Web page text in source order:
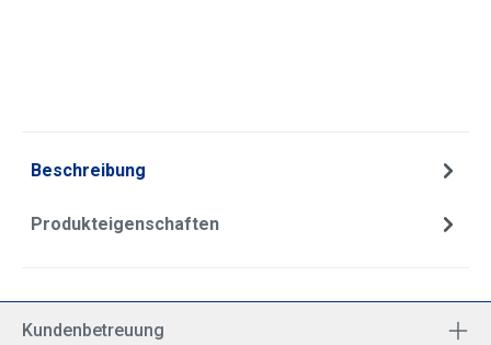
Beschreibung
Produkteigenschaften
Kundenbetreuung